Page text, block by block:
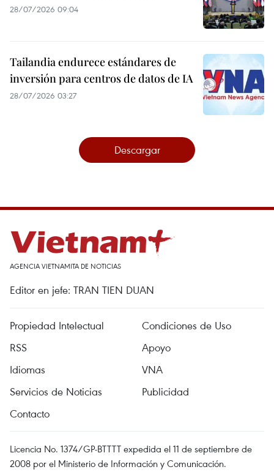
28/07/2026 09:04
Tailandia endurece estándares de
inversión para centros de datos de IA
28/07/2026 03:27
Descargar
AGENCIA VIETNAMITA DE NOTICIAS
Editor en jefe: TRAN TIEN DUAN
Propiedad Intelectual
Condiciones de Uso
RSS
Apoyo
Idiomas
VNA
Servicios de Noticias
Publicidad
Contacto
Licencia No. 1374/GP-BTTTT expedida el 11 de septiembre de
2008 por el Ministerio de Información y Comunicación.